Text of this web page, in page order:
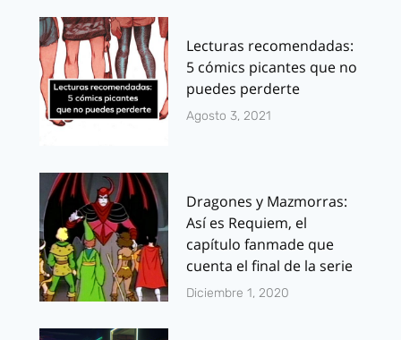
Lecturas recomendadas:
5 cómics picantes que no
puedes perderte
Agosto 3, 2021
Dragones y Mazmorras:
Así es Requiem, el
capítulo fanmade que
cuenta el final de la serie
Diciembre 1, 2020